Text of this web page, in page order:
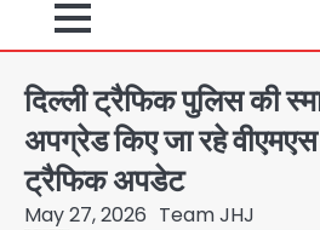
दिल्ली ट्रैफिक पुलिस की
अपग्रेड किए जा रहे वीएमएस
ट्रैफिक अपडेट
May 27, 2026 Team JHJ